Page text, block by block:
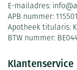
E-mailadres: info@
APB nummer: 115501
Apotheek titularis:
BTW nummer:
Klantenservice